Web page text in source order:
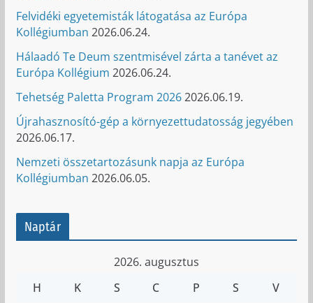
Felvidéki egyetemisták látogatása az Európa
Kollégiumban 2026.06.24.
Hálaadó Te Deum szentmisével zárta a tanévet az
Európa Kollégium 2026.06.24.
Tehetség Paletta Program 20262026.06.19.
Újrahasznosító-gép a környezettudatosság jegyében
2026.06.17.
Nemzeti összetartozásunk napja az Európa
Kollégiumban 2026.06.05.
Naptár
2026. augusztus
H
K S C P S V